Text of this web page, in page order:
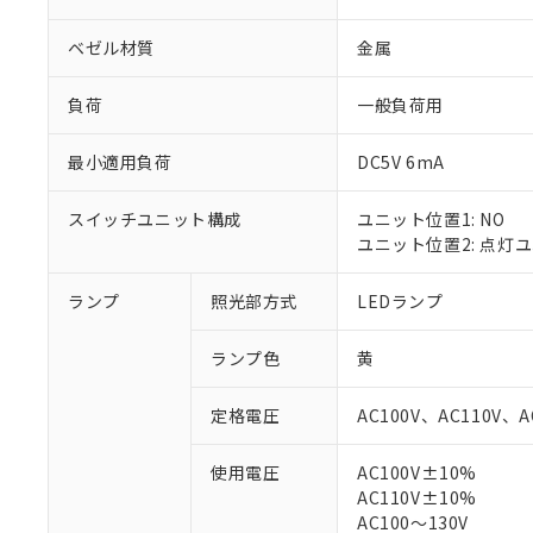
ベゼル材質 金属
負荷 一般負荷用
最小適用負荷 DC5V 6mA
スイッチユニット構成
ユニット位置1: NO
ユニット位置2: 点灯
ランプ 照光部方式 LEDランプ
ランプ色 黄
定格電圧 AC100V、AC110V、
使用電圧
AC100V±10%
AC110V±10%
AC100～130V
ご利用条件
※1 対応状況
対応済み：EU
対応予定：EU
対応予定なし：
調査・確認中：
非該当品：ライセ
仕入先様の事情に
※1 中国